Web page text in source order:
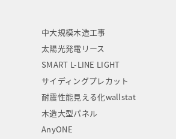
中大規模木造工事
太陽光発電リース
SMART L-LINE LIGHT
サイディングプレカット
耐震性能見える化wallstat
木造大型パネル
AnyONE